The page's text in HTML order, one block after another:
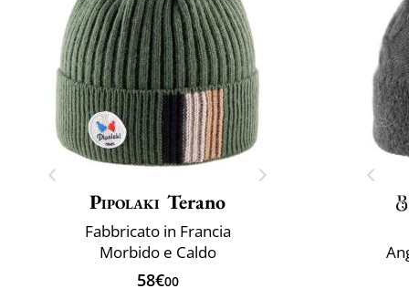
Pipolaki Terano
Fabbricato in Francia
Morbido e Caldo
58€00